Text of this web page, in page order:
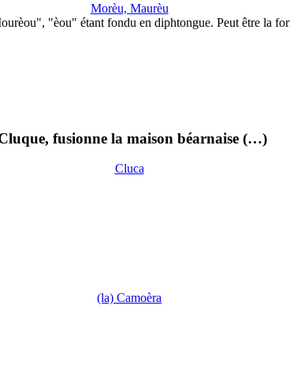
Morèu, Maurèu
"èou" étant fondu en diphtongue. Peut être la
fusionne la maison béarnaise (…)
Cluca
(la) Camoèra